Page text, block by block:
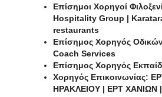
Επίσημοι Χορηγοί
Hospitality Group |
restaurants
Επίσημος Χορηγός
Coach Services
Επίσημος Χορηγός
Χορηγός Επικοινωνίας:
ΗΡΑΚΛΕΙΟΥ | ΕΡΤ ΧΑΝΙΩΝ